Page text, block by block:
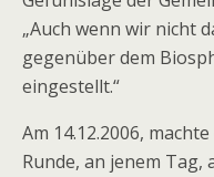
„Auch wenn wir nicht
gegenüber dem
eingestellt.“
Am 14.12.2006,
Runde, an jenem Tag,